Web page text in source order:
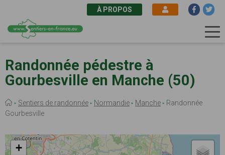
au
contenu
principal
À PROPOS
Randonnée pédestre à
Gourbesville en Manche (50)
Fil
d'Ariane
Sentiers de randonnée Normandie Manche
Randonnée
Gourbesville
+